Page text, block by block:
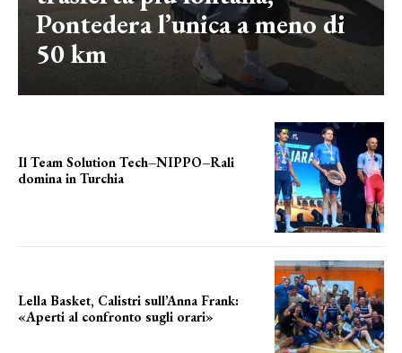
Pontedera l’unica a meno di
50 km
Il Team Solution Tech–NIPPO–Rali
domina in Turchia
Lella Basket, Calistri sull’Anna Frank:
«Aperti al confronto sugli orari»